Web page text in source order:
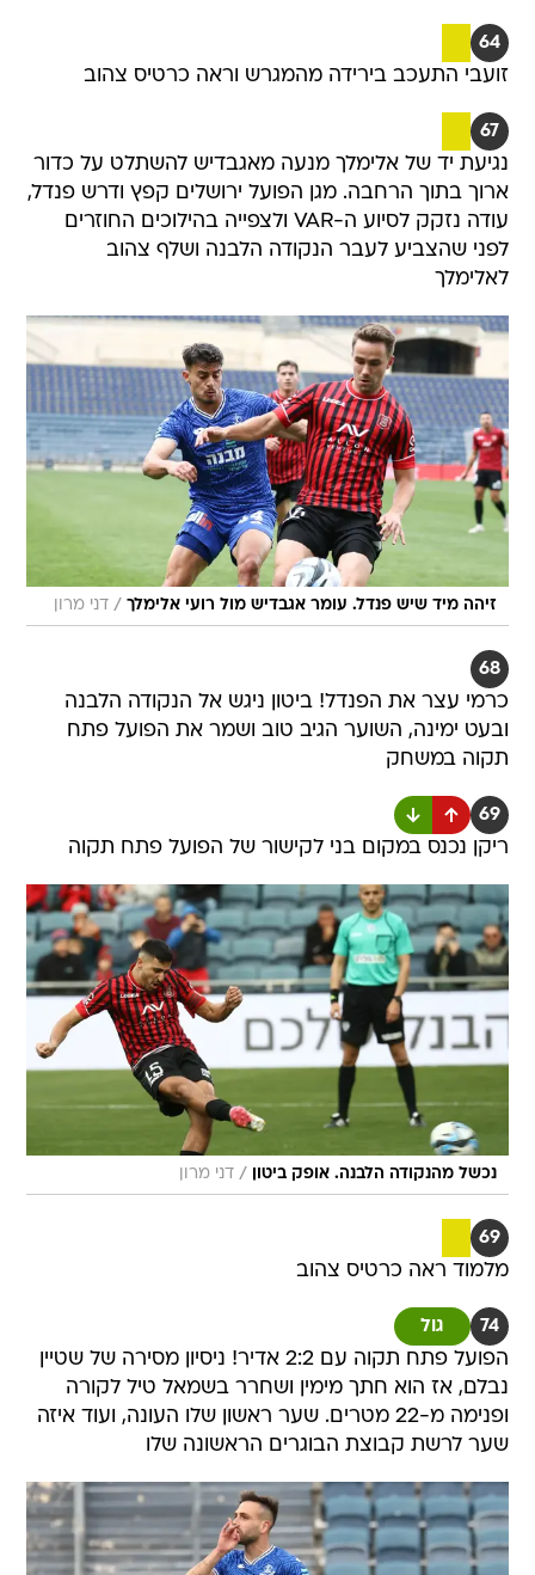
64
זועבי התעכב בירידה מהמגרש וראה כרטיס צהוב
67
נגיעת יד של אלימלך מנעה מאגבדיש להשתלט על כדור
ארוך בתוך הרחבה. מגן הפועל ירושלים קפץ ודרש פנדל,
עודה נזקק לסיוע ה-VAR ולצפייה בהילוכים החוזרים
לפני שהצביע לעבר הנקודה הלבנה ושלף צהוב
לאלימלך
זיהה מיד שיש פנדל. עומר אגבדיש מול רועי אלימלך / דני מרון
68
כרמי עצר את הפנדל! ביטון ניגש אל הנקודה הלבנה
ובעט ימינה, השוער הגיב טוב ושמר את הפועל פתח
תקוה במשחק
69
ריקן נכנס במקום בני לקישור של הפועל פתח תקוה
נכשל מהנקודה הלבנה. אופק ביטון / דני מרון
69
מלמוד ראה כרטיס צהוב
74 גול
הפועל פתח תקוה עם 2:2 אדיר! ניסיון מסירה של שטיין
נבלם, אז הוא חתך מימין ושחרר בשמאל טיל לקורה
ופנימה מ-22 מטרים. שער ראשון שלו העונה, ועוד איזה
שער לרשת קבוצת הבוגרים הראשונה שלו